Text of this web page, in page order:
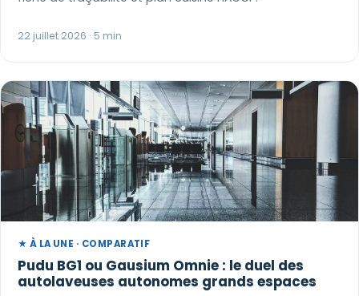
22 juillet 2026 · 5 min
★ À LA UNE · COMPARATIF
Pudu BG1 ou Gausium Omnie : le duel des
autolaveuses autonomes grands espaces